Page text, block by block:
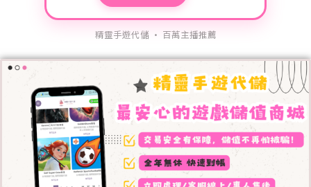
精靈手遊代儲 · 百萬主播推薦